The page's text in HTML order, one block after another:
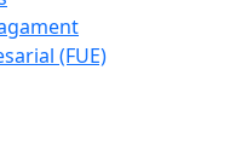
(FUE)